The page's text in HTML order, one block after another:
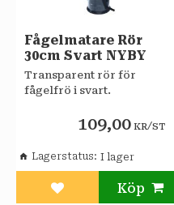
Fågelmatare Rör
30cm Svart NYBY
Transparent rör för
fågelfrö i svart.
109,00 KR/ST
Lägg till i favoriter
Lagerstatus